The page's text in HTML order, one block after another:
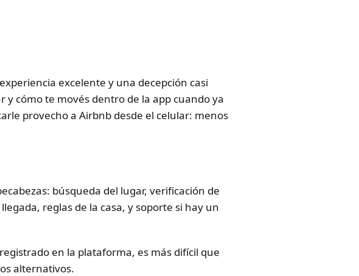
excelente y una decepción casi
cómo te movés dentro de la app cuando ya
provecho a Airbnb desde el celular: menos
búsqueda del lugar, verificación de
reglas de la casa, y soporte si hay un
en la plataforma, es más difícil que
alternativos.